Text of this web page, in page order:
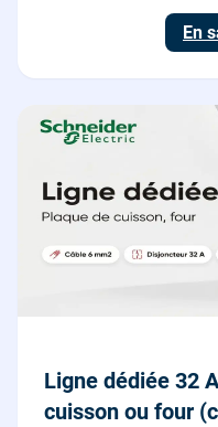
boutons poussoirs.
En
Ligne dédiée 32
cuisson ou four